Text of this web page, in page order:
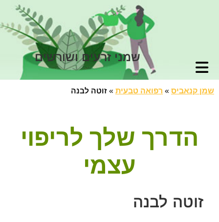
שמני זרעים ושורשים
שמן קנאביס » רפואה טבעית » זוטה לבנה
הדרך שלך לריפוי
עצמי
זוטה לבנה